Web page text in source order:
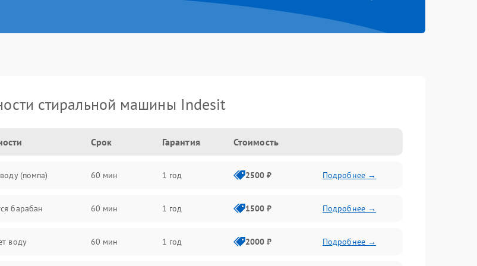
стиральной машины Indesit
Срок Гарантия Стоимость
(помпа) 60 мин 1 год 2500 ₽ Подробнее →
барабан 60 мин 1 год 1500 ₽ Подробнее →
воду 60 мин 1 год 2000 ₽ Подробнее →